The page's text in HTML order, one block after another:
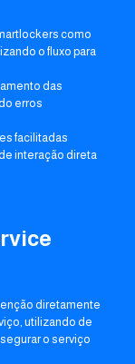
como
o fluxo para
das
erros
facilitadas
interação direta
diretamente
utilizando de
o serviço